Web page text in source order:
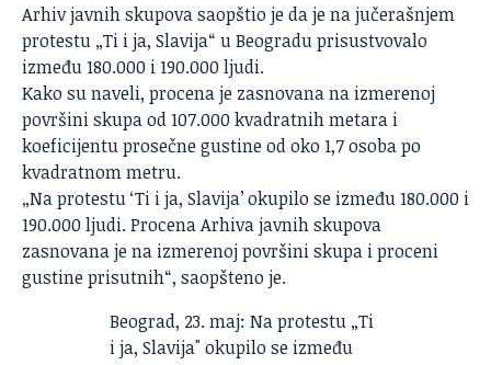
Arhiv javnih skupova saopštio je da je na jučerašnjem
protestu „Ti i ja, Slavija“ u Beogradu prisustvovalo
između 180.000 i 190.000 ljudi.
Kako su naveli, procena je zasnovana na izmerenoj
površini skupa od 107.000 kvadratnih metara i
koeficijentu prosečne gustine od oko 1,7 osoba po
kvadratnom metru.
„Na protestu ‘Ti i ja, Slavija’ okupilo se između 180.000 i
190.000 ljudi. Procena Arhiva javnih skupova
zasnovana je na izmerenoj površini skupa i proceni
gustine prisutnih“, saopšteno je.
Beograd, 23. maj: Na protestu „Ti
i ja, Slavija" okupilo se između